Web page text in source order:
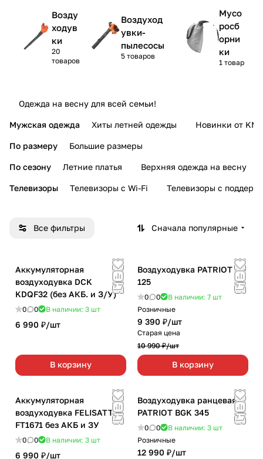
Возду
ходув
ки
20
товаров
Воздуход
увки-
пылесосы
5 товаров
Мусо
росб
орни
ки
1 товар
Одежда на весну для всей семьи!
Мужская одежда Хиты летней одежды Новинки от KMI
По размеру Большие размеры
По сезону Летние платья Верхняя одежда на весну
Телевизоры Телевизоры с Wi-Fi Телевизоры с
Все фильтры Сначала популярные
Аккумуляторная
воздуходувка DCK
KDQF32 (без АКБ. и З/У)
0 0 В наличии: 3 шт
6 990 ₽/шт
В корзину
Воздуходувка PATRIOT BG
125
0 0 В наличии: 7 шт
Розничные
9 390 ₽/шт
Старая цена
10 990 ₽/шт
В корзину
Аккумуляторная
воздуходувка FELISATTI
FT1671 без АКБ и ЗУ
0 0 В наличии: 3 шт
6 990 ₽/шт
Воздуходувка ранцевая
PATRIOT BGK 345
0 0 В наличии: 3 шт
Розничные
12 990 ₽/шт